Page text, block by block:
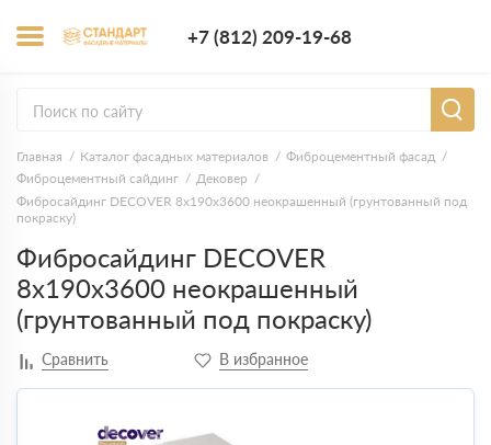
+7 (812) 209-19-68
Главная Каталог фасадных материалов
Фиброцементный фасад
Фиброцементный сайдинг
Дековер
Фибросайдинг DECOVER 8х190х3600 неокрашенный (грунтованный под
покраску)
Фибросайдинг DECOVER
8х190х3600 неокрашенный
(грунтованный под покраску)